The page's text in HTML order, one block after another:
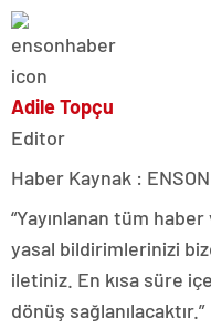
Adile Topçu
Editor
Haber Kaynak :
“Yayınlanan tüm
yasal bildirimlerinizi
iletiniz. En kısa süre
dönüş sağlanılacaktır.”